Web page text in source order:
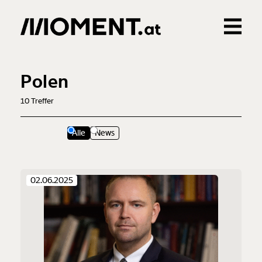
0Treffer
Polen
10Treffer
Alle News
02.06.2025